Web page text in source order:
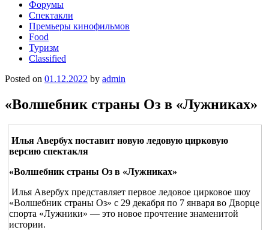
Форумы
Спектакли
Премьеры кинофильмов
Food
Туризм
Сlassified
Posted on 01.12.2022 by admin
«Волшебник страны Оз в «Лужниках»
Илья Авербух поставит новую ледовую цирковую
версию спектакля
«Волшебник страны Оз в «Лужниках»
Илья Авербух представляет первое ледовое цирковое шоу
«Волшебник страны Оз» с 29 декабря по 7 января во Дворце
спорта «Лужники» — это новое прочтение знаменитой
истории.